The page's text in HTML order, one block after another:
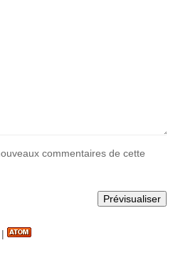
commentaires de cette
|